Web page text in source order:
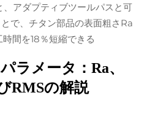
アダプティブツールパスと可
で、チタン部品の表面粗さRa
間を18％短縮できる
ラメータ：Ra、
RMSの解説